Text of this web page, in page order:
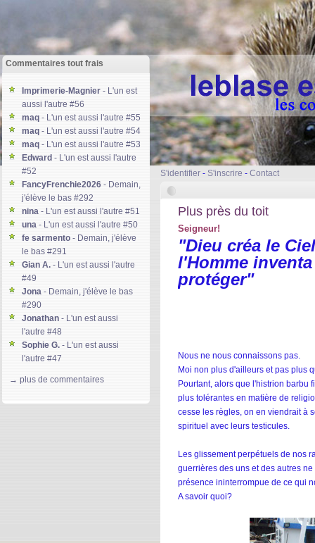
S'identifier - S'inscrire - Contact
Commentaires tout frais
Imprimerie-Magnier - L'un est
aussi l'autre #56
maq - L'un est aussi l'autre #55
maq - L'un est aussi l'autre #54
maq - L'un est aussi l'autre #53
Edward - L'un est aussi l'autre
#52
FancyFrenchie2026 - Demain,
j'élève le bas #292
nina - L'un est aussi l'autre #51
una - L'un est aussi l'autre #50
fe sarmento - Demain, j'élève
le bas #291
Gian A. - L'un est aussi l'autre
#49
Jona - Demain, j'élève le bas
#290
Jonathan - L'un est aussi
l'autre #48
Sophie G. - L'un est aussi
l'autre #47
#46
→ plus de commentaires
Plus près du toit
Seigneur!
"Dieu créa le
l'Homme
protéger"
Nous ne nous connaissons pas.
Moi non plus d'ailleurs et pas plus
Pourtant, alors que l'histrion barbu
plus tolérantes en matière de
cesse les règles, on en viendrait à
spirituel avec leurs testicules.
Les glissement perpétuels de nos
guerrières des uns et des autres
présence ininterrompue de ce qui
A savoir quoi?